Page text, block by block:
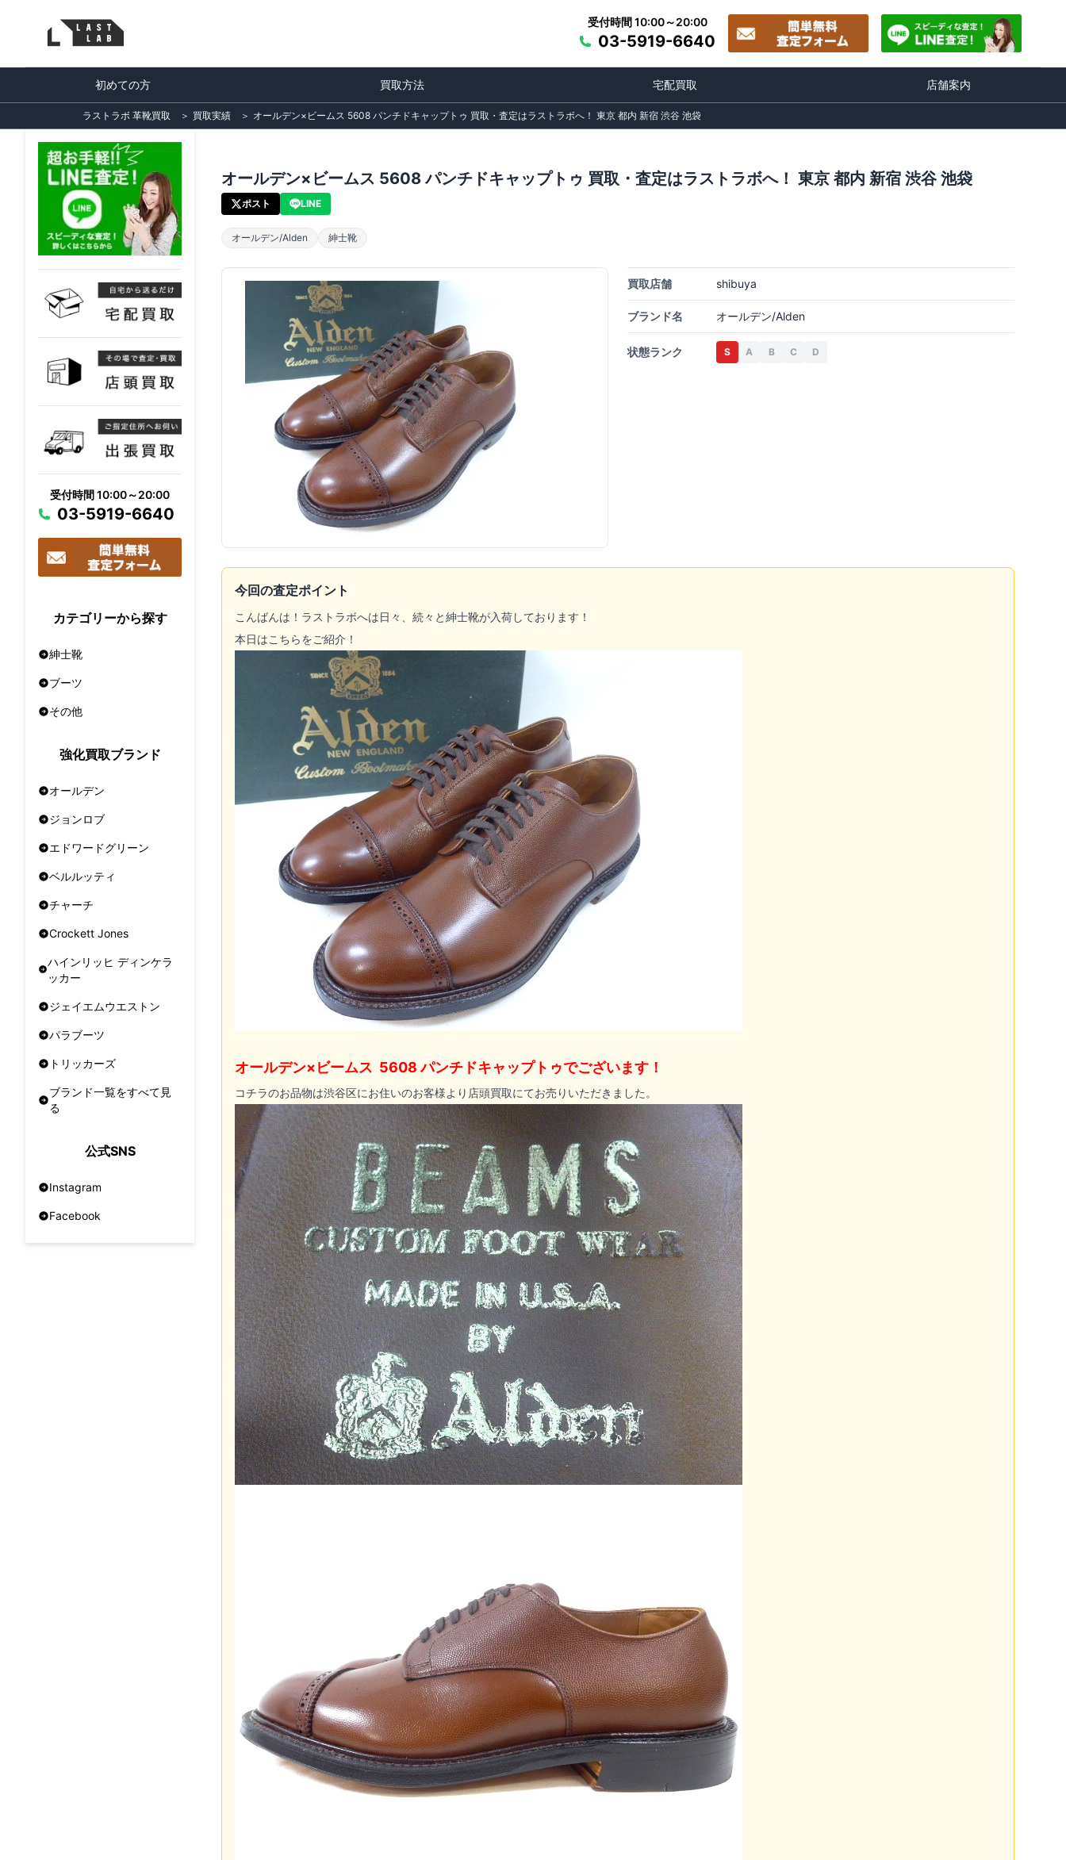
受付時間 10:00～20:00
03-5919-6640
初めての方 買取方法 宅配買取 店舗案内
ラストラボ 革靴買取 ＞ 買取実績 ＞ オールデン×ビームス 5608 パンチドキャップトゥ 買取・査定はラストラボへ！ 東京 都内 新宿 渋谷 池袋
受付時間 10:00～20:00
03-5919-6640
カテゴリーから探す
紳士靴
ブーツ
その他
強化買取ブランド
オールデン
ジョンロブ
エドワードグリーン
ベルルッティ
チャーチ
Crockett Jones
ハインリッヒ ディンケラ
ッカー
ジェイエムウエストン
パラブーツ
トリッカーズ
ブランド一覧をすべて見
る
公式SNS
Instagram
Facebook
オールデン×ビームス 5608 パンチドキャップトゥ 買取・査定はラストラボへ！ 東京 都内 新宿 渋谷 池袋
ポスト LINE
オールデン/Alden 紳士靴
買取店舗 shibuya
ブランド名 オールデン/Alden
状態ランク S A B C D
今回の査定ポイント
こんばんは！ラストラボへは日々、続々と紳士靴が入荷しております！
本日はこちらをご紹介！
オールデン×ビームス 5608 パンチドキャップトゥでございます！
コチラのお品物は渋谷区にお住いのお客様より店頭買取にてお売りいただきました。